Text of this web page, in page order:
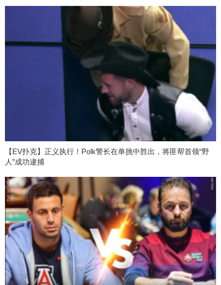
【EV扑克】正义执行！Polk警长在单挑中胜出，将匪帮首领“野
人”成功逮捕